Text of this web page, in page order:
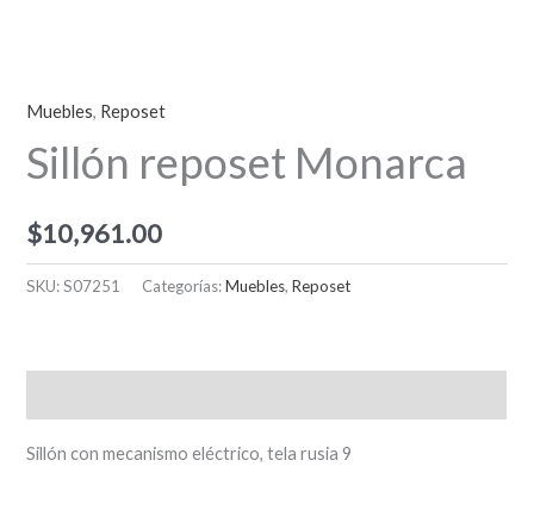
Muebles, Reposet
Sillón reposet Monarca
$10,961.00
SKU:S07251 Categorías:Muebles,Reposet
Sillón con mecanismo eléctrico, tela rusia 9